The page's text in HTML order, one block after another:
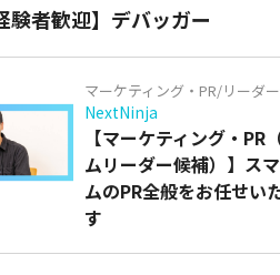
験者歓迎】デバッガー
マーケティング・PR/リーダ
NextNinja
【マーケティング・PR
ムリーダー候補）】ス
ムのPR全般をお任せい
す